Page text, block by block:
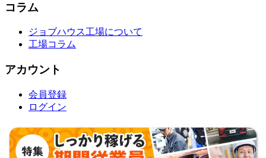
コラム
ジョブハウス工場について
工場コラム
アカウント
会員登録
ログイン